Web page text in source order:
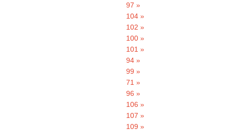
97 »
104 »
102 »
100 »
101 »
94 »
99 »
71 »
96 »
106 »
107 »
109 »